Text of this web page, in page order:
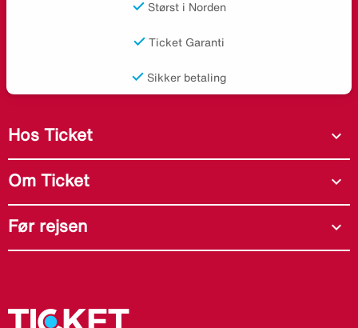
Størst i Norden
Ticket Garanti
Sikker betaling
Hos Ticket expand_more
Om Ticket expand_more
Før rejsen expand_more